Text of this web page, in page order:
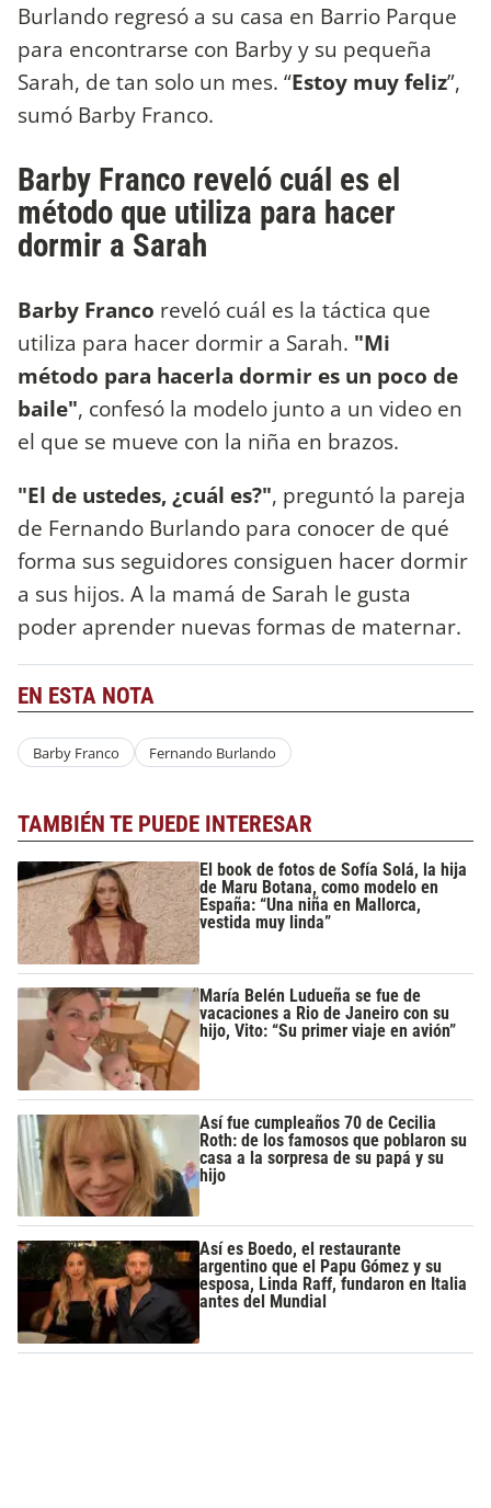
Burlando regresó a su casa en Barrio Parque
para encontrarse con Barby y su pequeña
Sarah, de tan solo un mes. “Estoy muy feliz”,
sumó Barby Franco.
Barby Franco reveló cuál es el
método que utiliza para hacer
dormir a Sarah
Barby Franco reveló cuál es la táctica que
utiliza para hacer dormir a Sarah. "Mi
método para hacerla dormir es un poco de
baile", confesó la modelo junto a un video en
el que se mueve con la niña en brazos.
"El de ustedes, ¿cuál es?", preguntó la pareja
de Fernando Burlando para conocer de qué
forma sus seguidores consiguen hacer dormir
a sus hijos. A la mamá de Sarah le gusta
poder aprender nuevas formas de maternar.
EN ESTA NOTA
Barby Franco Fernando Burlando
TAMBIÉN TE PUEDE INTERESAR
El book de fotos de Sofía Solá, la hija
de Maru Botana, como modelo en
España: “Una niña en Mallorca,
vestida muy linda”
María Belén Ludueña se fue de
vacaciones a Rio de Janeiro con su
hijo, Vito: “Su primer viaje en avión”
Así fue cumpleaños 70 de Cecilia
Roth: de los famosos que poblaron su
casa a la sorpresa de su papá y su
hijo
Así es Boedo, el restaurante
argentino que el Papu Gómez y su
esposa, Linda Raff, fundaron en Italia
antes del Mundial